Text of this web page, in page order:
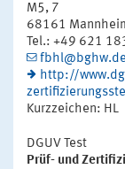
M5, 7
68161
Tel.: +49 621
fbhl@bghw.de
http://
Kurzzeichen: HL
DGUV Test
Prüf- und